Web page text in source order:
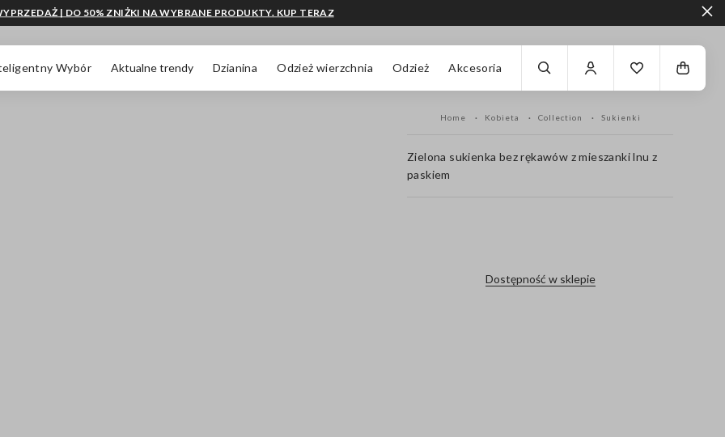
Wybór Aktualne trendy Dzianina Odzież wierzchnia Odzież Akcesoria
| DO 50% ZNIŻKI NA WYBRANE PRODUKTY. KUP TERAZ
Home Kobieta Collection Sukienki
Zielona sukienka bez rękawów z mieszanki lnu z
paskiem
Dostępność w sklepie